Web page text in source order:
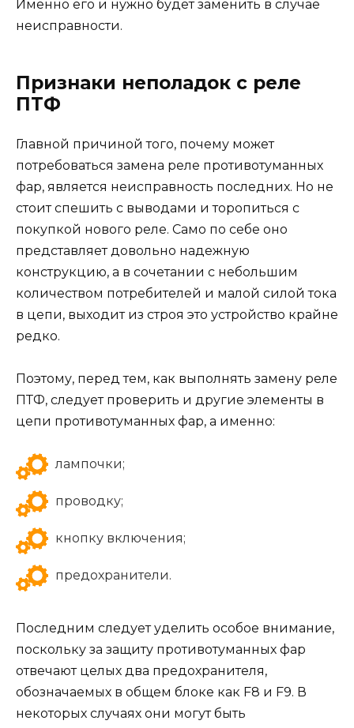
Именно его и нужно будет заменить в случае
неисправности.
Признаки неполадок с реле
ПТФ
Главной причиной того, почему может
потребоваться замена реле противотуманных
фар, является неисправность последних. Но не
стоит спешить с выводами и торопиться с
покупкой нового реле. Само по себе оно
представляет довольно надежную
конструкцию, а в сочетании с небольшим
количеством потребителей и малой силой тока
в цепи, выходит из строя это устройство крайне
редко.
Поэтому, перед тем, как выполнять замену реле
ПТФ, следует проверить и другие элементы в
цепи противотуманных фар, а именно:
лампочки;
проводку;
кнопку включения;
предохранители.
Последним следует уделить особое внимание,
поскольку за защиту противотуманных фар
отвечают целых два предохранителя,
обозначаемых в общем блоке как F8 и F9. В
некоторых случаях они могут быть